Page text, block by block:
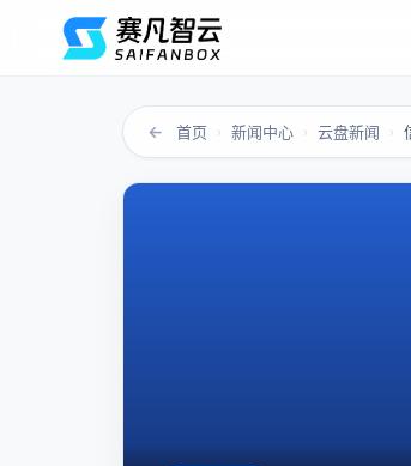
← 首页 › 新闻中心 › 云盘新闻 ›